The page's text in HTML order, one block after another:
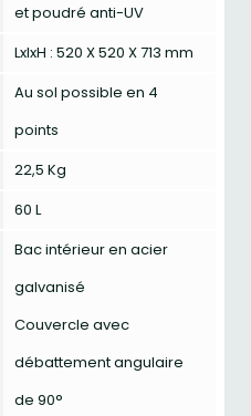
et poudré anti-UV
LxlxH : 520 X 520 X 713 mm
Au sol possible en 4
points
22,5 Kg
60 L
Bac intérieur en acier
galvanisé
Couvercle avec
débattement angulaire
de 90°